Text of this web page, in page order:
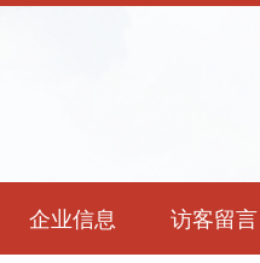
企业信息 访客留言